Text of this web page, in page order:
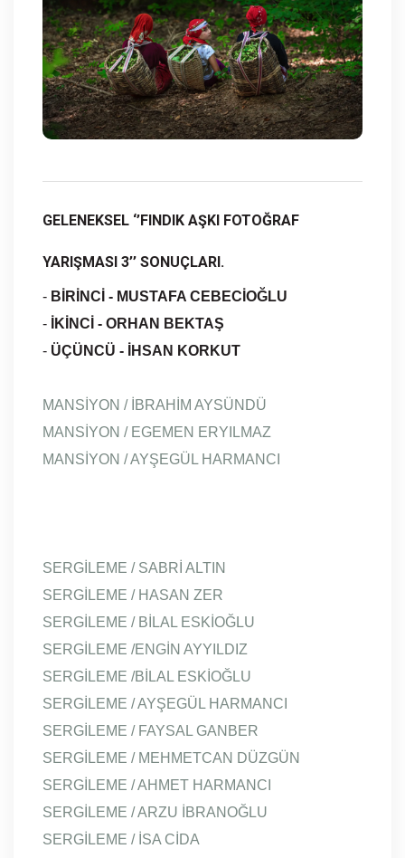
GELENEKSEL ‘’FINDIK AŞKI FOTOĞRAF
YARIŞMASI 3’’ SONUÇLARI.
- BİRİNCİ - MUSTAFA CEBECİOĞLU
-
İKİNCİ - ORHAN BEKTAŞ
- ÜÇÜNCÜ - İHSAN KORKUT
MANSİYON / İBRAHİM AYSÜNDÜ
MANSİYON / EGEMEN ERYILMAZ
MANSİYON / AYŞEGÜL HARMANCI
SERGİLEME / SABRİ ALTIN
SERGİLEME / HASAN ZER
SERGİLEME / BİLAL ESKİOĞLU
SERGİLEME /ENGİN AYYILDIZ
SERGİLEME /BİLAL ESKİOĞLU
SERGİLEME / AYŞEGÜL HARMANCI
SERGİLEME / FAYSAL GANBER
SERGİLEME / MEHMETCAN DÜZGÜN
SERGİLEME / AHMET HARMANCI
SERGİLEME / ARZU İBRANOĞLU
SERGİLEME / İSA CİDA